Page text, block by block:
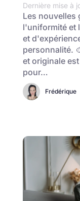
Dernière mise à
Les nouvelles
l'uniformité et
et
personnalité.
et originale
pour…
Frédérique